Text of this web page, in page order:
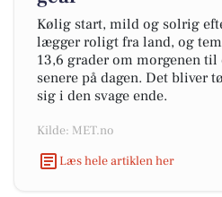
Kølig start, mild og solrig
lægger roligt fra land, og
13,6 grader om morgenen
senere på dagen. Det bliver
sig i den svage ende.
Kilde: MET.no
Læs hele artiklen her